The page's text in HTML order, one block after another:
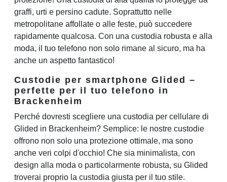
graffi, urti e persino cadute. Soprattutto nelle
metropolitane affollate o alle feste, può succedere
rapidamente qualcosa. Con una custodia robusta e alla
moda, il tuo telefono non solo rimane al sicuro, ma ha
anche un aspetto fantastico!
Custodie per smartphone Glided –
perfette per il tuo telefono in
Brackenheim
Perché dovresti scegliere una custodia per cellulare di
Glided in Brackenheim? Semplice: le nostre custodie
offrono non solo una protezione ottimale, ma sono
anche veri colpi d'occhio! Che sia minimalista, con
design alla moda o particolarmente robusta, su Glided
troverai proprio la custodia giusta per il tuo stile.